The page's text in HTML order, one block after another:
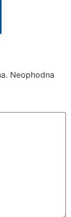
Neophodna